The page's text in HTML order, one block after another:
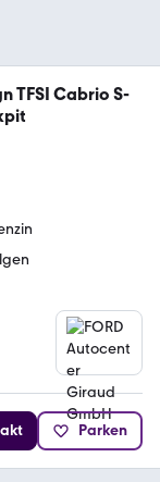
TFSI Cabrio S-
Parken